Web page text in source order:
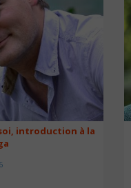
introduction à la